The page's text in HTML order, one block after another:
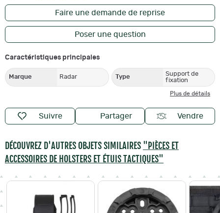
Faire une demande de reprise
Poser une question
Caractéristiques principales
Marque Radar Type
Support de
fixation
Plus de détails
Suivre Partager Vendre
DÉCOUVREZ D'AUTRES OBJETS SIMILAIRES "PIÈCES ET
ACCESSOIRES DE HOLSTERS ET ÉTUIS TACTIQUES"